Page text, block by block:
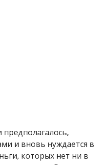
предполагалось,
и вновь нуждается в
которых нет ни в